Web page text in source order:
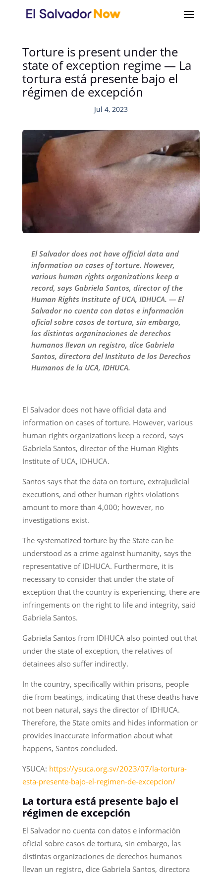
Torture is present under the
state of exception regime — La
tortura está presente bajo el
régimen de excepción
Jul 4, 2023
El Salvador does not have official data and
information on cases of torture. However,
various human rights organizations keep a
record, says Gabriela Santos, director of the
Human Rights Institute of UCA, IDHUCA. — El
Salvador no cuenta con datos e información
oficial sobre casos de tortura, sin embargo,
las distintas organizaciones de derechos
humanos llevan un registro, dice Gabriela
Santos, directora del Instituto de los Derechos
Humanos de la UCA, IDHUCA.
El Salvador does not have official data and
information on cases of torture. However, various
human rights organizations keep a record, says
Gabriela Santos, director of the Human Rights
Institute of UCA, IDHUCA.
Santos says that the data on torture, extrajudicial
executions, and other human rights violations
amount to more than 4,000; however, no
investigations exist.
The systematized torture by the State can be
understood as a crime against humanity, says the
representative of IDHUCA. Furthermore, it is
necessary to consider that under the state of
exception that the country is experiencing, there are
infringements on the right to life and integrity, said
Gabriela Santos.
Gabriela Santos from IDHUCA also pointed out that
under the state of exception, the relatives of
detainees also suffer indirectly.
In the country, specifically within prisons, people
die from beatings, indicating that these deaths have
not been natural, says the director of IDHUCA.
Therefore, the State omits and hides information or
provides inaccurate information about what
happens, Santos concluded.
YSUCA: https://ysuca.org.sv/2023/07/la-tortura-
esta-presente-bajo-el-regimen-de-excepcion/
La tortura está presente bajo el
régimen de excepción
El Salvador no cuenta con datos e información
oficial sobre casos de tortura, sin embargo, las
distintas organizaciones de derechos humanos
llevan un registro, dice Gabriela Santos, directora